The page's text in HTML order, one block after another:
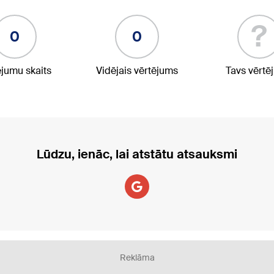
0
skaits
0
Vidējais vērtējums
?
Tavs
Lūdzu, ienāc, lai atstātu atsauksmi
Reklāma